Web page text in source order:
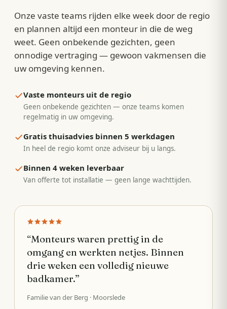
Onze vaste teams rijden elke week door de regio
en plannen altijd een monteur in die de weg
weet. Geen onbekende gezichten, geen
onnodige vertraging — gewoon vakmensen die
uw omgeving kennen.
Vaste monteurs uit de regio
Geen onbekende gezichten — onze teams komen
regelmatig in uw omgeving.
Gratis thuisadvies binnen 5 werkdagen
In heel de regio komt onze adviseur bij u langs.
Binnen 4 weken leverbaar
Van offerte tot installatie — geen lange wachttijden.
“Monteurs waren prettig in de
omgang en werkten netjes. Binnen
drie weken een volledig nieuwe
badkamer.”
Familie van der Berg · Moorslede